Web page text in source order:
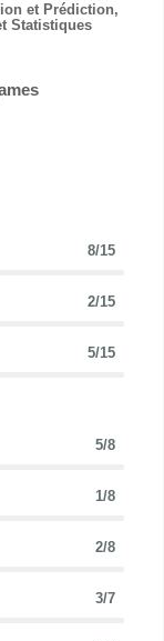
et Prédiction,
Statistiques
8/15
2/15
5/15
5/8
1/8
2/8
3/7